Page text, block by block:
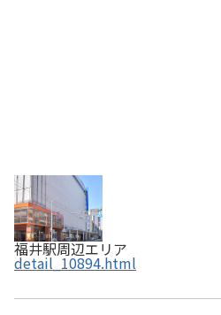
福井駅周辺エリア
detail_10894.html